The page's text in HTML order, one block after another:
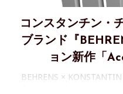
コンスタンチン・
ブランド『
ョン新作「
BEHRENS ×